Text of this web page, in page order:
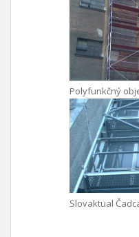
Polyfunkčný
Slovaktual